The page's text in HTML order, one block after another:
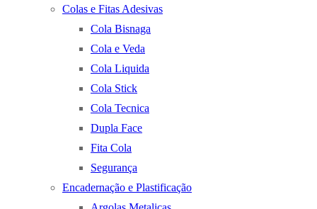
Colas e Fitas Adesivas
Cola Bisnaga
Cola e Veda
Cola Liquida
Cola Stick
Cola Tecnica
Dupla Face
Fita Cola
Segurança
Encadernação e Plastificação